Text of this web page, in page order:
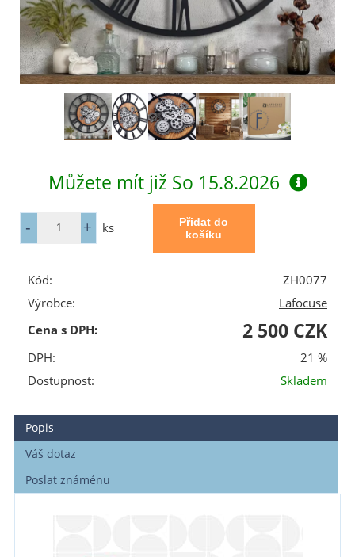
Můžete mít již So 15.8.2026
ks
Kód:
ZH0077
Výrobce:
Lafocuse
Cena s DPH:
2 500 CZK
DPH:
21 %
Dostupnost:
Skladem
Popis
Váš dotaz
Poslat známénu